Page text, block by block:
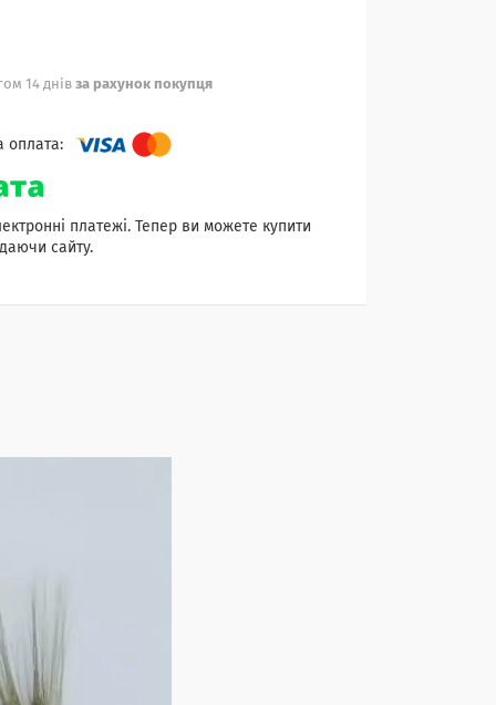
14 днів за рахунок покупця
платежі. Тепер ви можете купити
сайту.